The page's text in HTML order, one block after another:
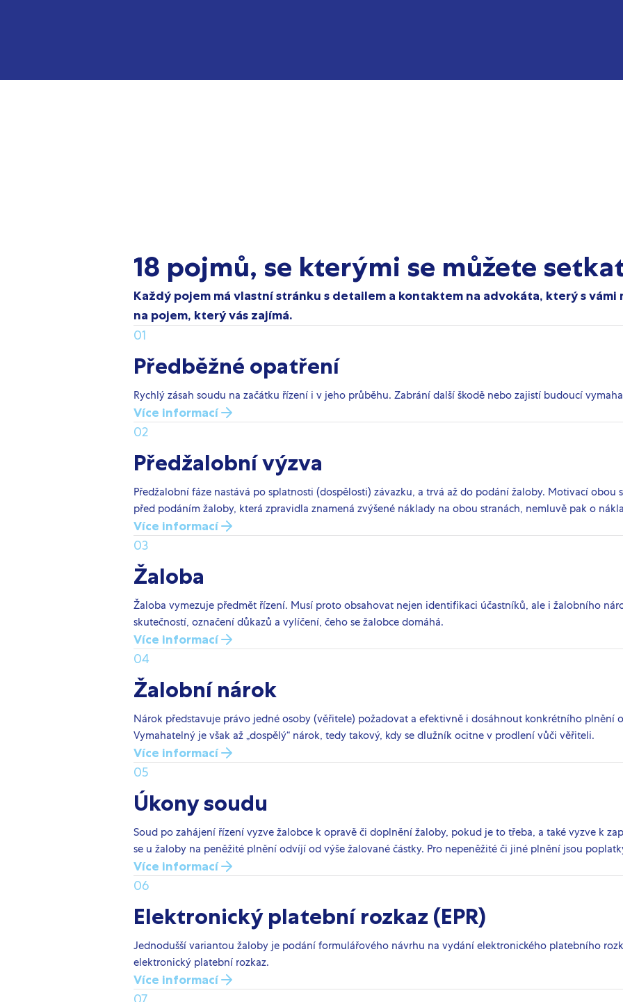
18 pojmů, se kterými se můžete
Každý pojem má vlastní stránku s detailem a kontaktem na advokáta, který s
na pojem, který vás zajímá.
01
Předběžné opatření
Rychlý zásah soudu na začátku řízení i v jeho průběhu. Zabrání další škodě nebo zajistí budoucí
Více informací
02
Předžalobní výzva
Předžalobní fáze nastává po splatnosti (dospělosti) závazku, a trvá až do podání žaloby. Motivací obou
před podáním žaloby, která zpravidla znamená zvýšené náklady na obou stranách, nemluvě pak o
Více informací
03
Žaloba
Žaloba vymezuje předmět řízení. Musí proto obsahovat nejen identifikaci účastníků, ale i žalobního
skutečností, označení důkazů a vylíčení, čeho se žalobce domáhá.
Více informací
04
Žalobní nárok
Nárok představuje právo jedné osoby (věřitele) požadovat a efektivně i dosáhnout konkrétního plnění
Vymahatelný je však až „dospělý“ nárok, tedy takový, kdy se dlužník ocitne v prodlení vůči věřiteli.
Více informací
05
Úkony soudu
Soud po zahájení řízení vyzve žalobce k opravě či doplnění žaloby, pokud je to třeba, a také vyzve k
se u žaloby na peněžité plnění odvíjí od výše žalované částky. Pro nepeněžité či jiné plnění jsou
Více informací
06
Elektronický platební rozkaz (EPR)
Jednodušší variantou žaloby je podání formulářového návrhu na vydání elektronického platebního
elektronický platební rozkaz.
Více informací
07